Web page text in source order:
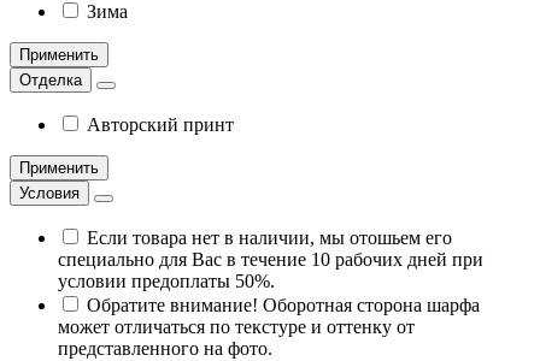
Зима
Применить
Отделка
Авторский принт
Применить
Условия
Если товара нет в наличии, мы отошьем его
специально для Вас в течение 10 рабочих дней при
условии предоплаты 50%.
Обратите внимание! Оборотная сторона шарфа
может отличаться по текстуре и оттенку от
представленного на фото.